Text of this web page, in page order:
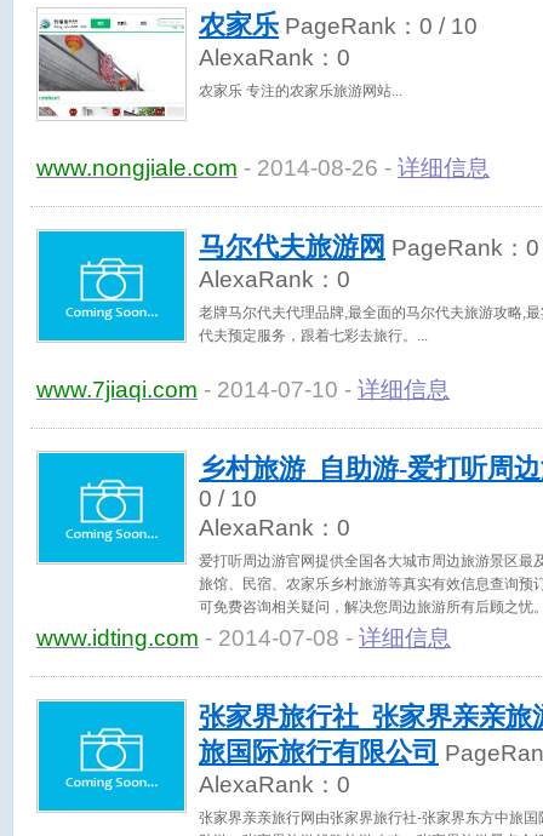
农家乐 PageRank： 0 / 10
AlexaRank： 0
农家乐 专注的农家乐旅游网站
www.nongjiale.com - 2014-08-26 - 详细信息
马尔代夫旅游网 PageRank： 0
AlexaRank： 0
老牌马尔代夫代理品牌,最全面的马尔代夫旅游攻略,
代夫预定服务，跟着七彩去旅行。
www.7jiaqi.com - 2014-07-10 - 详细信息
乡村旅游_自助游-爱打听周
0 / 10
AlexaRank： 0
爱打听周边游官网提供全国各大城市周边旅游景区最
旅馆、民宿、农家乐乡村旅游等真实有效信息查询预
可免费咨询相关疑问，解决您周边旅游所有后顾之忧
www.idting.com - 2014-07-08 - 详细信息
张家界旅行社_张家界亲亲旅
旅国际旅行有限公司
AlexaRank： 0
张家界亲亲旅行网由张家界旅行社-张家界东方中旅